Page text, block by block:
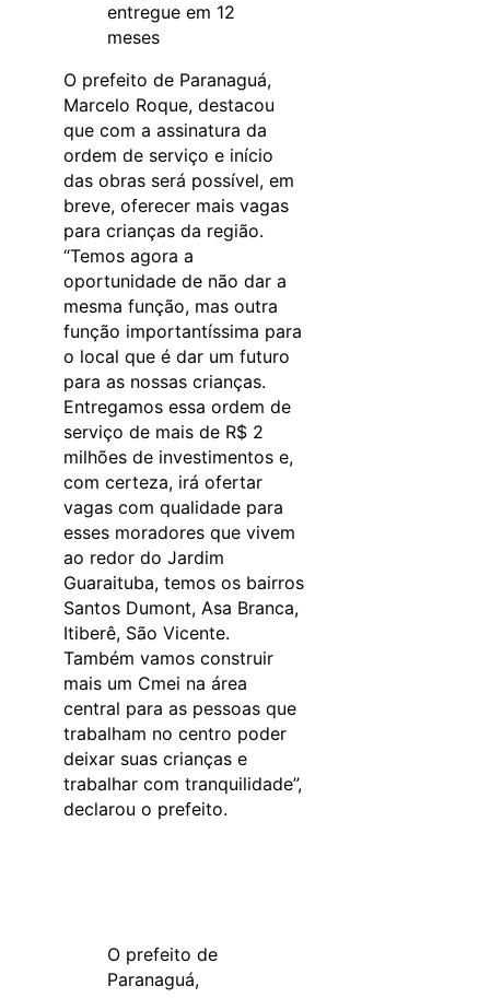
entregue em 12
meses
O prefeito de Paranaguá,
Marcelo Roque, destacou
que com a assinatura da
ordem de serviço e início
das obras será possível, em
breve, oferecer mais vagas
para crianças da região.
“Temos agora a
oportunidade de não dar a
mesma função, mas outra
função importantíssima para
o local que é dar um futuro
para as nossas crianças.
Entregamos essa ordem de
serviço de mais de R$ 2
milhões de investimentos e,
com certeza, irá ofertar
vagas com qualidade para
esses moradores que vivem
ao redor do Jardim
Guaraituba, temos os bairros
Santos Dumont, Asa Branca,
Itiberê, São Vicente.
Também vamos construir
mais um Cmei na área
central para as pessoas que
trabalham no centro poder
deixar suas crianças e
trabalhar com tranquilidade”,
declarou o prefeito.
O prefeito de
Paranaguá,